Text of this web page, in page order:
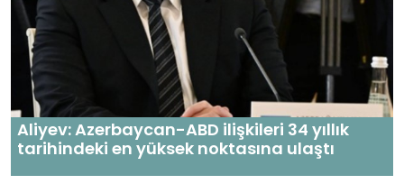
Aliyev: Azerbaycan-ABD ilişkileri 34 yıllık
tarihindeki en yüksek noktasına ulaştı